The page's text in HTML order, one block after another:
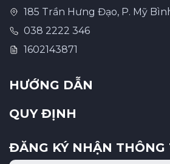
185 Trần Hưng Đạo, P. Mỹ
038 2222 346
1602143871
HƯỚNG DẪN
QUY ĐỊNH
ĐĂNG KÝ NHẬN